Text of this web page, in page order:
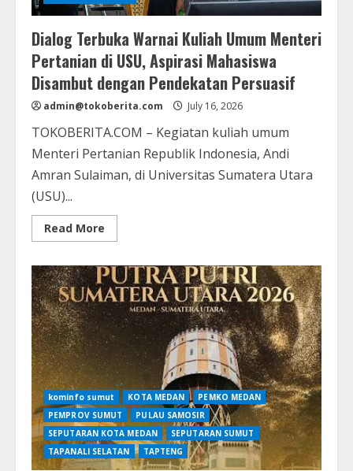
Dialog Terbuka Warnai Kuliah Umum Menteri
Pertanian di USU, Aspirasi Mahasiswa
Disambut dengan Pendekatan Persuasif
admin@tokoberita.com July 16, 2026
TOKOBERITA.COM – Kegiatan kuliah umum
Menteri Pertanian Republik Indonesia, Andi
Amran Sulaiman, di Universitas Sumatera Utara
(USU)...
Read More
more
Terbuka
Warnai
Kuliah
Umum
Menteri
Pertanian
di
USU,
Aspirasi
Mahasiswa
Disambut
dengan
Pendekatan
Persuasif
kominfo sumut KOTA MEDAN
PEMKO MEDAN
PEMPROV SUMUT
PULAU SAMOSIR
SEPUTARAN KOTA MEDAN
SEPUTARAN SUMUT
TAPANALI SELATAN
TAPTENG